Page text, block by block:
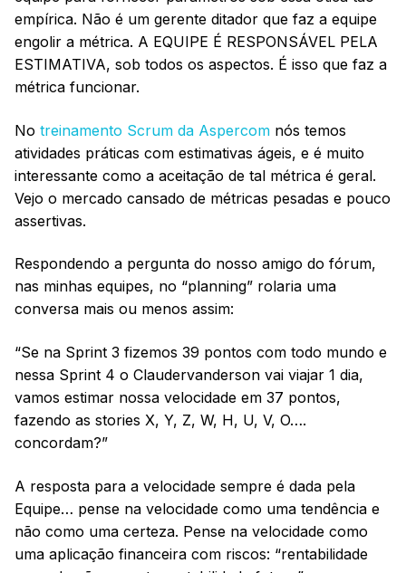
empírica. Não é um gerente ditador que faz a equipe
engolir a métrica. A EQUIPE É RESPONSÁVEL PELA
ESTIMATIVA, sob todos os aspectos. É isso que faz a
métrica funcionar.
No treinamento Scrum da Aspercom nós temos
atividades práticas com estimativas ágeis, e é muito
interessante como a aceitação de tal métrica é geral.
Vejo o mercado cansado de métricas pesadas e pouco
assertivas.
Respondendo a pergunta do nosso amigo do fórum,
nas minhas equipes, no “planning” rolaria uma
conversa mais ou menos assim:
“Se na Sprint 3 fizemos 39 pontos com todo mundo e
nessa Sprint 4 o Claudervanderson vai viajar 1 dia,
vamos estimar nossa velocidade em 37 pontos,
fazendo as stories X, Y, Z, W, H, U, V, O….
concordam?”
A resposta para a velocidade sempre é dada pela
Equipe… pense na velocidade como uma tendência e
não como uma certeza. Pense na velocidade como
uma aplicação financeira com riscos: “rentabilidade